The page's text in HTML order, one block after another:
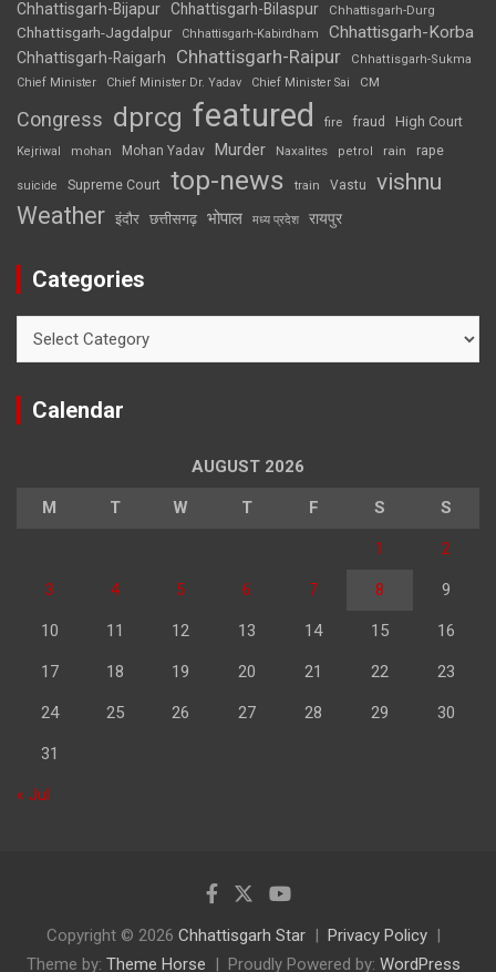
Chhattisgarh-Bijapur Chhattisgarh-Bilaspur Chhattisgarh-Durg
Chhattisgarh-Jagdalpur Chhattisgarh-Kabirdham Chhattisgarh-Korba
Chhattisgarh-Raigarh Chhattisgarh-Raipur
Chhattisgarh-Sukma
Chief Minister
Chief Minister Dr. Yadav Chief Minister Sai CM
Congress dprcg featured fire fraud High Court
Kejriwal mohan Mohan Yadav Murder Naxalites petrol rain rape
suicide Supreme Court top-news train Vastu vishnu
Weather इंदौर छत्तीसगढ़ भोपाल मध्य प्रदेश रायपुर
Categories
Calendar
AUGUST 2026
M T W T F S S
1 2
3 4 5 6 7 8 9
10 11 12 13 14 15 16
17 18 19 20 21 22 23
24 25 26 27 28 29 30
31
« Jul
Copyright © 2026 Chhattisgarh Star
Privacy Policy
Theme by: Theme Horse Proudly Powered by: WordPress